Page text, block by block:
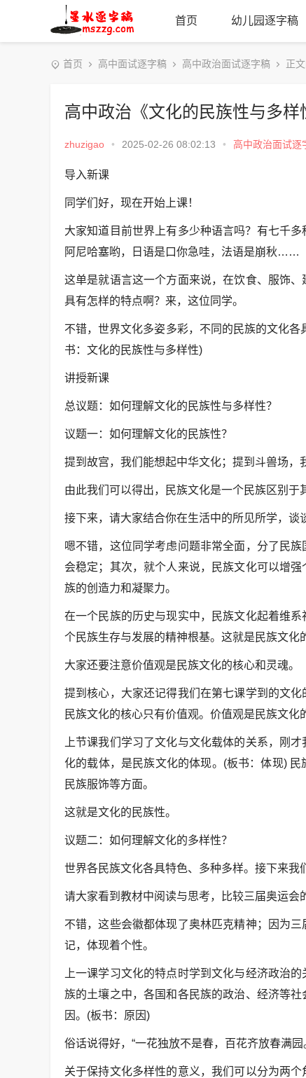
首页 幼儿园逐字稿
首页 高中面试逐字稿 高中政治面试逐字稿 正
高中政治《文化的民族性与多样
zhuzigao • 2025-02-26 08:02:13 • 高中政治面试逐
导入新课
同学们好，现在开始上课！
大家知道目前世界上有多少种语言吗？有七千
阿尼哈塞哟，日语是口你急哇，法语是崩秋……
这单是就语言这一个方面来说，在饮食、服饰
具有怎样的特点啊？来，这位同学。
不错，世界文化多姿多彩，不同的民族的文化
书：文化的民族性与多样性)
讲授新课
总议题：如何理解文化的民族性与多样性？
议题一：如何理解文化的民族性？
提到故宫，我们能想起中华文化；提到斗兽场，
由此我们可以得出，民族文化是一个民族区别
接下来，请大家结合你在生活中的所见所学，谈
嗯不错，这位同学考虑问题非常全面，分了民
会稳定；其次，就个人来说，民族文化可以增
族的创造力和凝聚力。
在一个民族的历史与现实中，民族文化起着维
个民族生存与发展的精神根基。这就是民族文化
大家还要注意价值观是民族文化的核心和灵魂。
提到核心，大家还记得我们在第七课学到的文
民族文化的核心只有价值观。价值观是民族文化
上节课我们学习了文化与文化载体的关系，刚
化的载体，是民族文化的体现。(板书：体现)
民族服饰等方面。
这就是文化的民族性。
议题二：如何理解文化的多样性？
世界各民族文化各具特色、多种多样。接下来我
请大家看到教材中阅读与思考，比较三届奥运会
不错，这些会徽都体现了奥林匹克精神；因为
记，体现着个性。
上一课学习文化的特点时学到文化与经济政治
族的土壤之中，各国和各民族的政治、经济等
因。(板书：原因)
俗话说得好，“一花独放不是春，百花齐放春满
关于保持文化多样性的意义，我们可以分为两